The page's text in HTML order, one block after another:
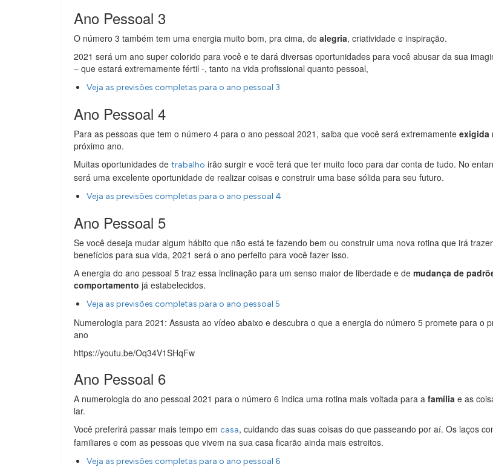
Ano Pessoal 3
O número 3 também tem uma energia muito bom, pra cima, de alegria, criatividade e inspiração.
2021 será um ano super colorido para você e te dará diversas oportunidades para você abusar da sua
– que estará extremamente fértil -, tanto na vida profissional quanto pessoal,
Veja as previsões completas para o ano pessoal 3
Ano Pessoal 4
Para as pessoas que tem o número 4 para o ano pessoal 2021, saiba que você será extremamente exigida
próximo ano.
Muitas oportunidades de trabalho irão surgir e você terá que ter muito foco para dar conta de tudo. No
será uma excelente oportunidade de realizar coisas e construir uma base sólida para seu futuro.
Veja as previsões completas para o ano pessoal 4
Ano Pessoal 5
Se você deseja mudar algum hábito que não está te fazendo bem ou construir uma nova rotina que irá
benefícios para sua vida, 2021 será o ano perfeito para você fazer isso.
A energia do ano pessoal 5 traz essa inclinação para um senso maior de liberdade e de mudança de
comportamento já estabelecidos.
Veja as previsões completas para o ano pessoal 5
Numerologia para 2021: Assusta ao vídeo abaixo e descubra o que a energia do número 5 promete para o
ano
https://youtu.be/Oq34V1SHqFw
Ano Pessoal 6
A numerologia do ano pessoal 2021 para o número 6 indica uma rotina mais voltada para a família e as
lar.
Você preferirá passar mais tempo em casa, cuidando das suas coisas do que passeando por aí. Os laços
familiares e com as pessoas que vivem na sua casa ficarão ainda mais estreitos.
Veja as previsões completas para o ano pessoal 6